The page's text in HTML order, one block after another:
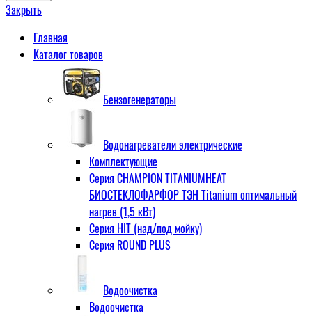
Закрыть
Главная
Каталог товаров
Бензогенераторы
Водонагреватели электрические
Комплектующие
Серия CHAMPION TITANIUMHEAT
БИОСТЕКЛОФАРФОР ТЭН Titanium оптимальный
нагрев (1,5 кВт)
Серия HIT (над/под мойку)
Серия ROUND PLUS
Водоочистка
Водоочистка